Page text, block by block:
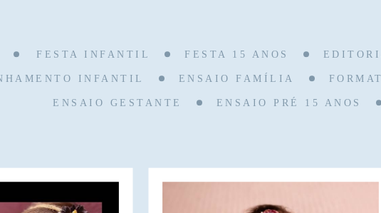
FESTA INFANTIL FESTA 15 ANOS
INFANTIL ENSAIO FAMÍLIA
ENSAIO GESTANTE ENSAIO PRÉ 15 ANOS